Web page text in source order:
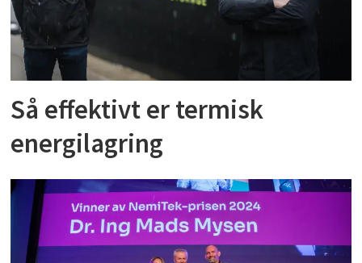
Så effektivt er termisk
energilagring